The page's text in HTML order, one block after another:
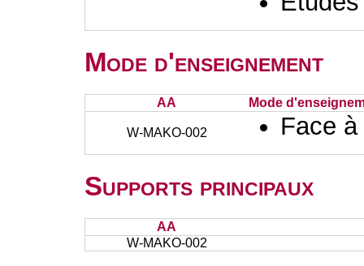
Mode d'enseignement
AA Mode
W-MAKO-002 Face
Supports principaux
AA
W-MAKO-002